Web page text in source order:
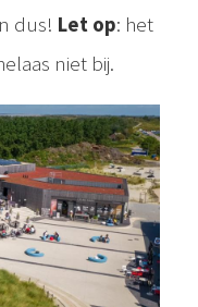
dus! Let op: het
niet bij.